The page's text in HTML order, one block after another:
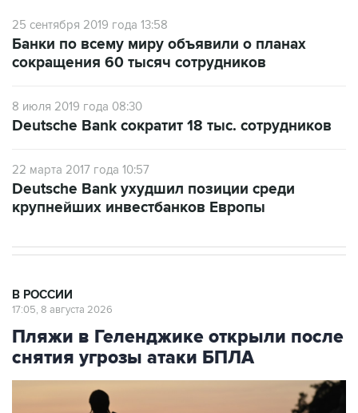
25 сентября 2019 года 13:58
Банки по всему миру объявили о планах
сокращения 60 тысяч сотрудников
8 июля 2019 года 08:30
Deutsche Bank сократит 18 тыс. сотрудников
22 марта 2017 года 10:57
Deutsche Bank ухудшил позиции среди
крупнейших инвестбанков Европы
В РОССИИ
17:05, 8 августа 2026
Пляжи в Геленджике открыли после
снятия угрозы атаки БПЛА